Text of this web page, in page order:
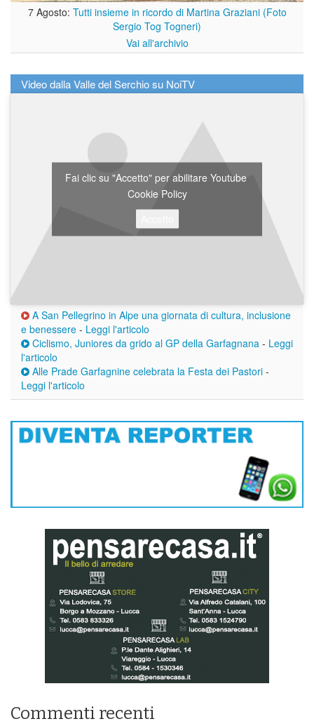
7 Agosto: Tutti insieme in ricordo di Martina Graziani (Foto
Sergio Tog Togneri)
Vai all'archivio
Video dalla Valle del Serchio su NoiTV
Fai clic su "Accetto" per abilitare Youtube
Cookie Policy
A San Pellegrino in Alpe una giornata di cultura, inclusione
e benessere - Leggi l'articolo
Ciclismo, Juniores da grido al GP della Garfagnana - Leggi
l'articolo
Alle Prade Garfagnine celebrata la Festa dei Pastori -
Leggi l'articolo
Commenti recenti